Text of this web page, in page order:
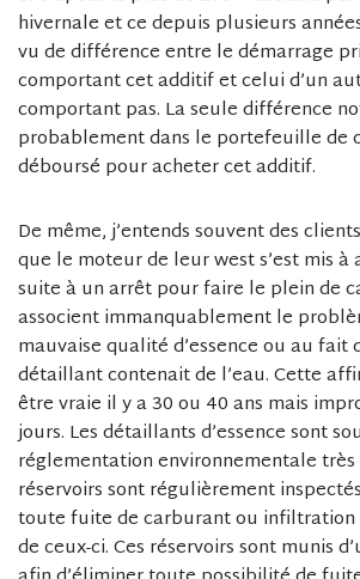
hivernale et ce depuis plusieurs
vu de différence entre le démarrage
comportant cet additif et celui d’un
comportant pas. La seule différence
probablement dans le portefeuille de
déboursé pour acheter cet additif.
De même, j’entends souvent des
que le moteur de leur west s’est mis à
suite à un arrêt pour faire le plein de
associent immanquablement le
mauvaise qualité d’essence ou au fait
détaillant contenait de l’eau. Cette
être vraie il y a 30 ou 40 ans mais
jours. Les détaillants d’essence sont
réglementation environnementale
réservoirs sont régulièrement
toute fuite de carburant ou infiltration
de ceux-ci. Ces réservoirs sont munis